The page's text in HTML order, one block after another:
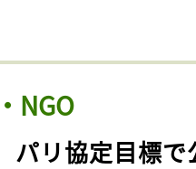
NGO
パリ協定目標で